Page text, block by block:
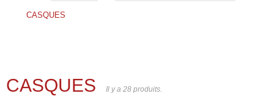
CASQUES
CASQUES Il y a 28 produits.